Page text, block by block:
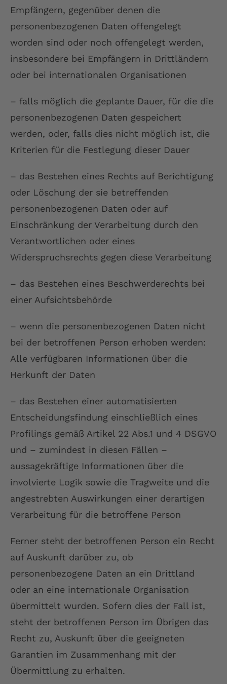
Empfängern, gegenüber denen die
personenbezogenen Daten offengelegt
worden sind oder noch offengelegt werden,
insbesondere bei Empfängern in Drittländern
oder bei internationalen Organisationen
– falls möglich die geplante Dauer, für die die
personenbezogenen Daten gespeichert
werden, oder, falls dies nicht möglich ist, die
Kriterien für die Festlegung dieser Dauer
– das Bestehen eines Rechts auf Berichtigung
oder Löschung der sie betreffenden
personenbezogenen Daten oder auf
Einschränkung der Verarbeitung durch den
Verantwortlichen oder eines
Widerspruchsrechts gegen diese Verarbeitung
– das Bestehen eines Beschwerderechts bei
einer Aufsichtsbehörde
– wenn die personenbezogenen Daten nicht
bei der betroffenen Person erhoben werden:
Alle verfügbaren Informationen über die
Herkunft der Daten
– das Bestehen einer automatisierten
Entscheidungsfindung einschließlich eines
Profilings gemäß Artikel 22 Abs.1 und 4 DSGVO
und – zumindest in diesen Fällen –
aussagekräftige Informationen über die
involvierte Logik sowie die Tragweite und die
angestrebten Auswirkungen einer derartigen
Verarbeitung für die betroffene Person
Ferner steht der betroffenen Person ein Recht
auf Auskunft darüber zu, ob
personenbezogene Daten an ein Drittland
oder an eine internationale Organisation
übermittelt wurden. Sofern dies der Fall ist,
steht der betroffenen Person im Übrigen das
Recht zu, Auskunft über die geeigneten
Garantien im Zusammenhang mit der
Übermittlung zu erhalten.